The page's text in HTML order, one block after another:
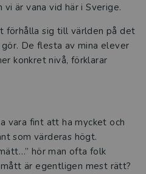
är vana vid här i Sverige.
förhålla sig till världen på det
De flesta av mina elever
konkret nivå, förklarar
vara fint att ha mycket och
som värderas högt.
hör man ofta folk
är egentligen mest rätt?